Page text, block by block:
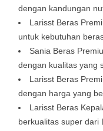
dengan kandungan
Larisst Beras
untuk kebutuhan
Sania Beras
dengan kualitas yang
Larisst Beras
dengan harga yang
Larisst Beras
berkualitas super dari